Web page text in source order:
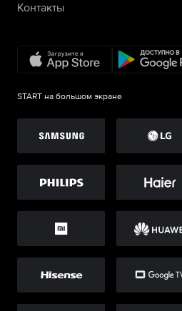
Контакты
START на большом экране